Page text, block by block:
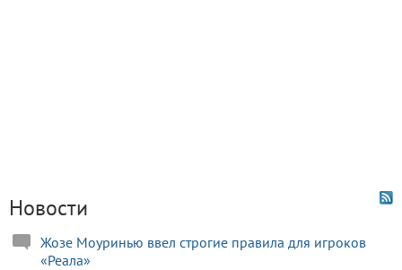
Новости
Жозе Моуринью ввел строгие правила для игроков
«Реала»